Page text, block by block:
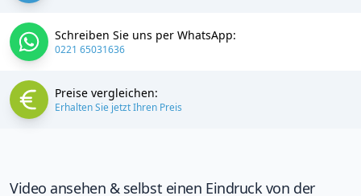
Schreiben Sie uns per WhatsApp:
0221 65031636
Preise vergleichen:
Erhalten Sie jetzt Ihren Preis
Video ansehen & selbst einen Eindruck von der